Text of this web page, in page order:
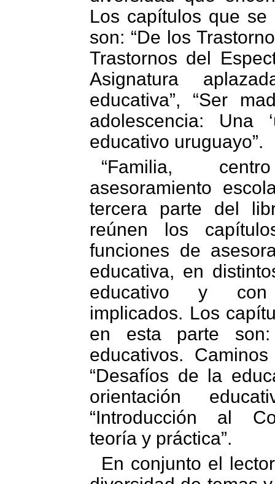
Los capítulos que
son: “De los
Trastornos del
Asignatura
educativa”, “Ser
adolescencia: Una
educativo uruguayo”.
“Familia,
asesoramiento
tercera parte del
reúnen los
funciones de
educativa, en
educativo y con
implicados. Los
en esta parte
educativos.
“Desafíos de la
orientación
“Introducción al
teoría y práctica”.
En conjunto el